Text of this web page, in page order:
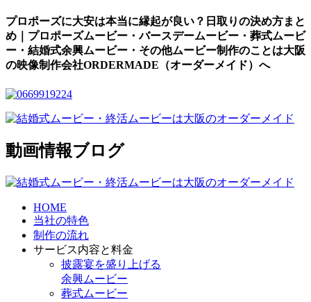
プロポーズに大安は本当に縁起が良い？日取りの決め方まと
め｜プロポーズムービー・バースデームービー・葬式ムービ
ー・結婚式余興ムービー・その他ムービー制作のことは大阪
の映像制作会社ORDERMADE（オーダーメイド）へ
動画情報ブログ
HOME
当社の特色
制作の流れ
サービス内容と料金
披露宴を盛り上げる
余興ムービー
葬式ムービー